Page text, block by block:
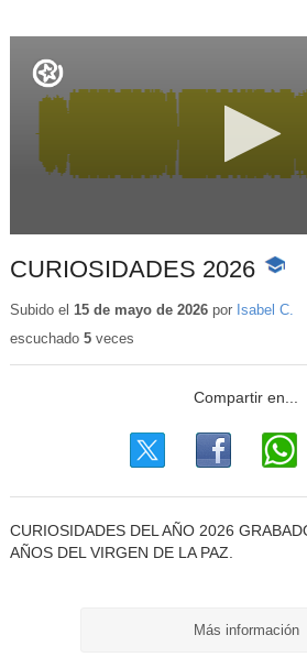
CURIOSIDADES 2026 -
Subido el 15 de mayo de 2026por Isabel C.
escuchado 5veces
CURIOSIDADES DEL AÑO 2026
AÑOS DEL VIRGEN DE LA PAZ.
Más información